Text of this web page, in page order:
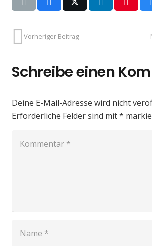
Vorheriger Beitrag
Schreibe einen
Deine E-Mail-Adresse wird nicht
Erforderliche Felder sind mit*